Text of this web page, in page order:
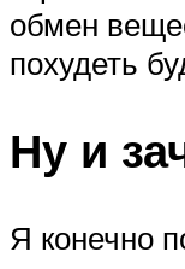
обмен
похудеть
Ну и
Я конечно